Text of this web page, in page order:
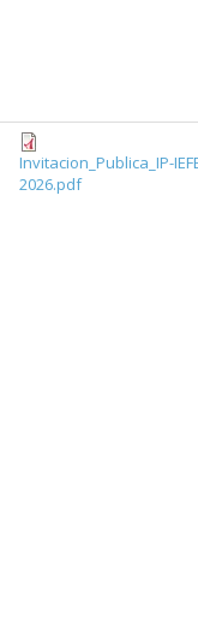
Invitacion_Publica_IP-
2026.pdf